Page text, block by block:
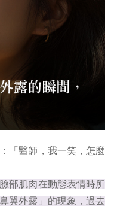
「醫師，我一笑，怎麼
部肌肉在動態表情時所
翼外露」的現象，過去